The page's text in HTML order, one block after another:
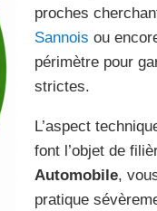
proches
Sannois ou
périmètre pour
strictes.
L’aspect
font l’objet de
Automobile,
pratique